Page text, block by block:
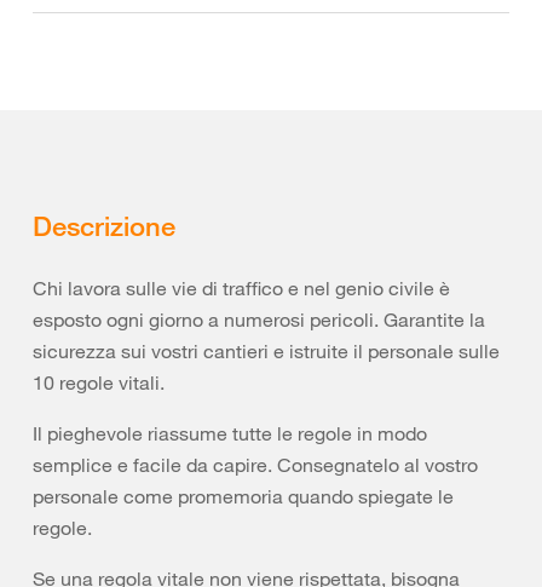
Descrizione
Chi lavora sulle vie di traffico e nel genio civile è
esposto ogni giorno a numerosi pericoli. Garantite la
sicurezza sui vostri cantieri e istruite il personale sulle
10 regole vitali.
Il pieghevole riassume tutte le regole in modo
semplice e facile da capire. Consegnatelo al vostro
personale come promemoria quando spiegate le
regole.
Se una regola vitale non viene rispettata, bisogna